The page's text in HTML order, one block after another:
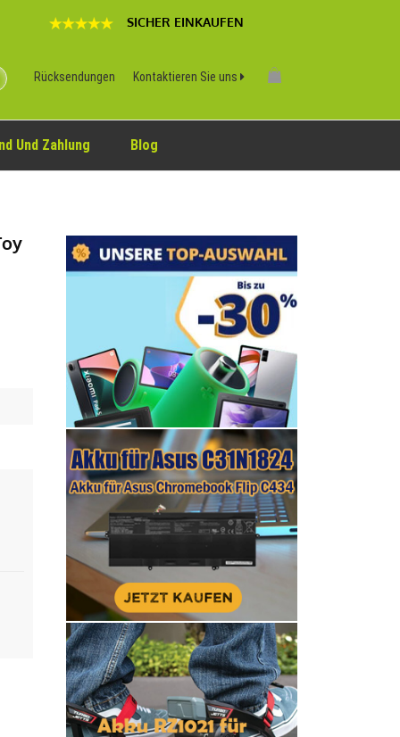
SICHER EINKAUFEN
Rücksendungen Kontaktieren Sie uns
Und Zahlung Blog